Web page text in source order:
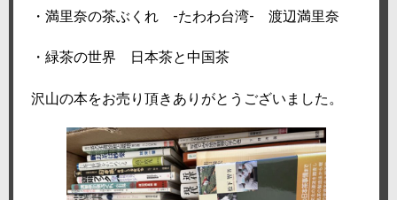
・満里奈の茶ぶくれ -たわわ台湾- 渡辺満里奈
・緑茶の世界 日本茶と中国茶
沢山の本をお売り頂きありがとうございました。